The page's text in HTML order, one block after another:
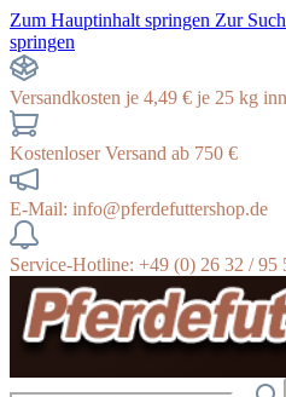
Zum Hauptinhalt springen Zur
springen
Versandkosten je 4,49 € je 25 kg
Kostenloser Versand ab 750 €
E-Mail: info@pferdefuttershop.de
Service-Hotline: +49 (0) 26 32 / 95